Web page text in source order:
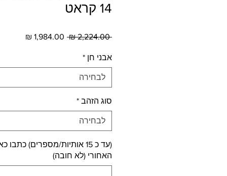
14 קראט
‏2,224.00 ‏₪
מחיר
אבני חן *
לבחירה
סוג הזהב *
לבחירה
(עד כ 15 אותיות/מספרים)
האחורי (לא חובה)